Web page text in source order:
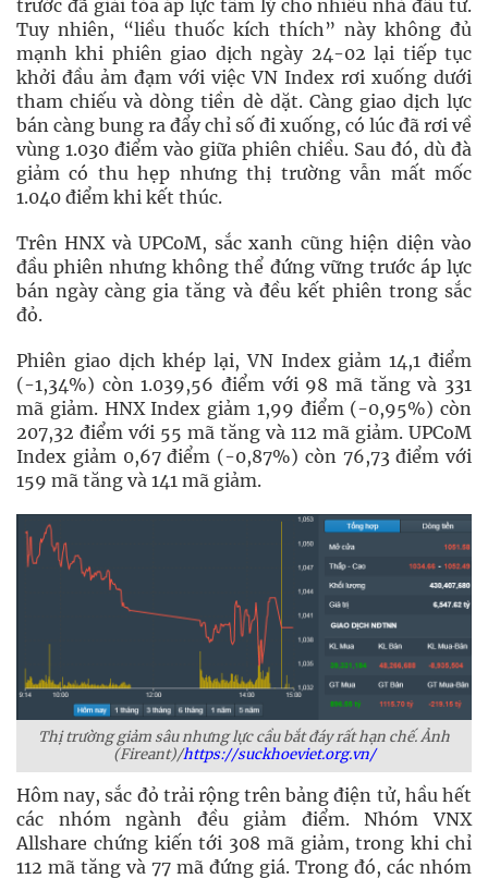
trước đã giải tỏa áp lực tâm lý cho nhiều nhà đầu tư.
Tuy nhiên, “liều thuốc kích thích” này không đủ
mạnh khi phiên giao dịch ngày 24-02 lại tiếp tục
khởi đầu ảm đạm với việc VN Index rơi xuống dưới
tham chiếu và dòng tiền dè dặt. Càng giao dịch lực
bán càng bung ra đẩy chỉ số đi xuống, có lúc đã rơi về
vùng 1.030 điểm vào giữa phiên chiều. Sau đó, dù đà
giảm có thu hẹp nhưng thị trường vẫn mất mốc
1.040 điểm khi kết thúc.
Trên HNX và UPCoM, sắc xanh cũng hiện diện vào
đầu phiên nhưng không thể đứng vững trước áp lực
bán ngày càng gia tăng và đều kết phiên trong sắc
đỏ.
Phiên giao dịch khép lại, VN Index giảm 14,1 điểm
(-1,34%) còn 1.039,56 điểm với 98 mã tăng và 331
mã giảm. HNX Index giảm 1,99 điểm (-0,95%) còn
207,32 điểm với 55 mã tăng và 112 mã giảm. UPCoM
Index giảm 0,67 điểm (-0,87%) còn 76,73 điểm với
159 mã tăng và 141 mã giảm.
Thị trường giảm sâu nhưng lực cầu bắt đáy rất hạn chế. Ảnh
(Fireant)/https://suckhoeviet.org.vn/
Hôm nay, sắc đỏ trải rộng trên bảng điện tử, hầu hết
các nhóm ngành đều giảm điểm. Nhóm VNX
Allshare chứng kiến tới 308 mã giảm, trong khi chỉ
112 mã tăng và 77 mã đứng giá. Trong đó, các nhóm